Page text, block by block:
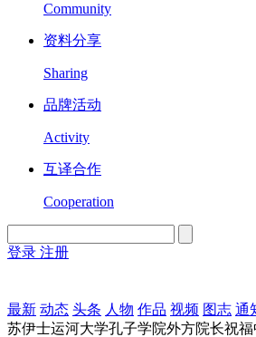
Community
资料分享
Sharing
品牌活动
Activity
互译合作
Cooperation
登录 注册
最新 动态 头条 人物 作品 视频 图志 通
苏伊士运河大学孔子学院外方院长祝福